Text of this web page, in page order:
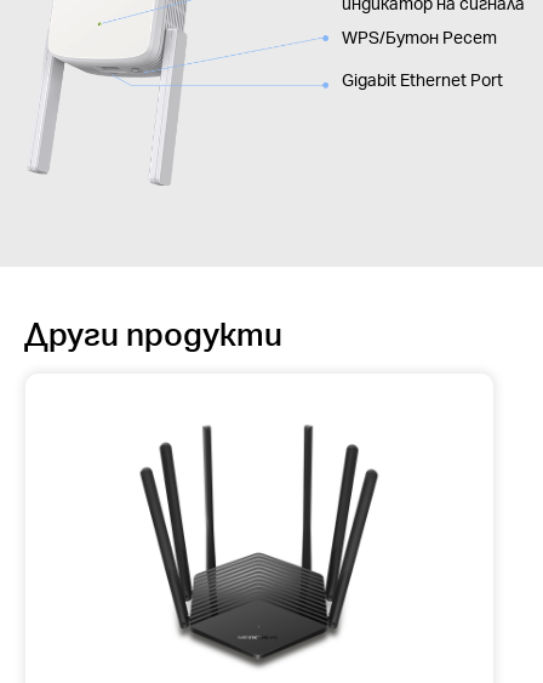
WPS/Бутон Ресет
Gigabit Ethernet Port
Други продукти